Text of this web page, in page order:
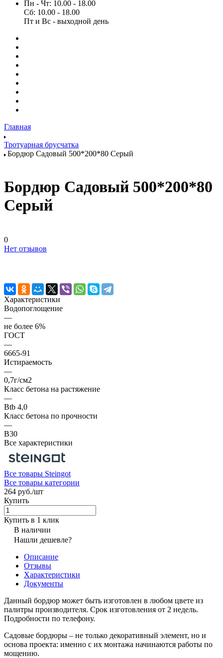
Пн - Чт: 10.00 - 18.00
Сб: 10.00 - 18.00
Пт и Вс - выходной день
Главная
Тротуарная брусчатка
Бордюр Садовый 500*200*80 Серый
Бордюр Садовый 500*200*80
Серый
0
Нет отзывов
Характеристики
Водопоглощение
—
не более 6%
ГОСТ
—
6665-91
Истираемость
—
0,7г/см2
Класс бетона на растяжение
—
Btb 4,0
Класс бетона по прочности
—
B30
Все характеристики
Все товары Steingot
Все товары категории
264 руб./шт
Купить
Купить в 1 клик
В наличии
Нашли дешевле?
Описание
Отзывы
Характеристики
Документы
Данный бордюр может быть изготовлен в любом цвете из
палитры производителя. Срок изготовления от 2 недель.
Подробности по телефону.
Садовые бордюры – не только декоративный элемент, но и
основа проекта: именно с их монтажа начинаются работы по
мощению.